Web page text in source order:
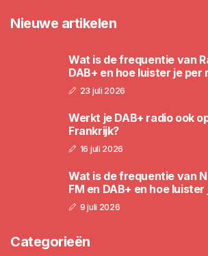
Nieuwe artikelen
Wat is de frequentie van
DAB+ en hoe luister je per
23 juli 2026
Werkt je DAB+ radio ook
Frankrijk?
16 juli 2026
Wat is de frequentie van
FM en DAB+ en hoe
9 juli 2026
Categorieën